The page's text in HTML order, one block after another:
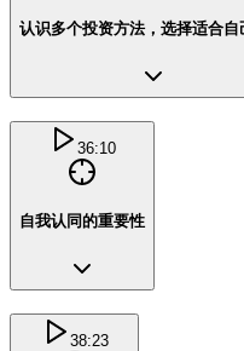
认识多个投资方法，选择适合自
36:10
自我认同的重要性
38:23